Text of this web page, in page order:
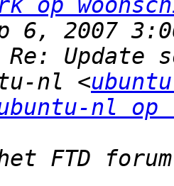
op
nl <
nl op